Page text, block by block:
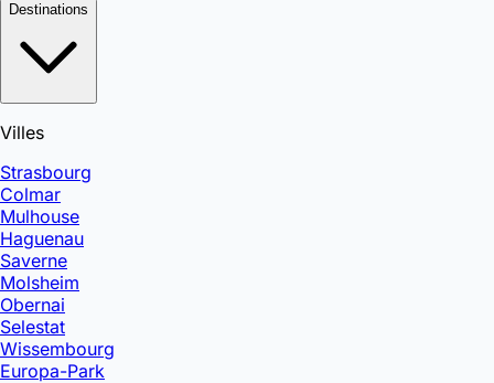
Destinations
Villes
Strasbourg
Colmar
Mulhouse
Haguenau
Saverne
Molsheim
Obernai
Selestat
Wissembourg
Europa-Park